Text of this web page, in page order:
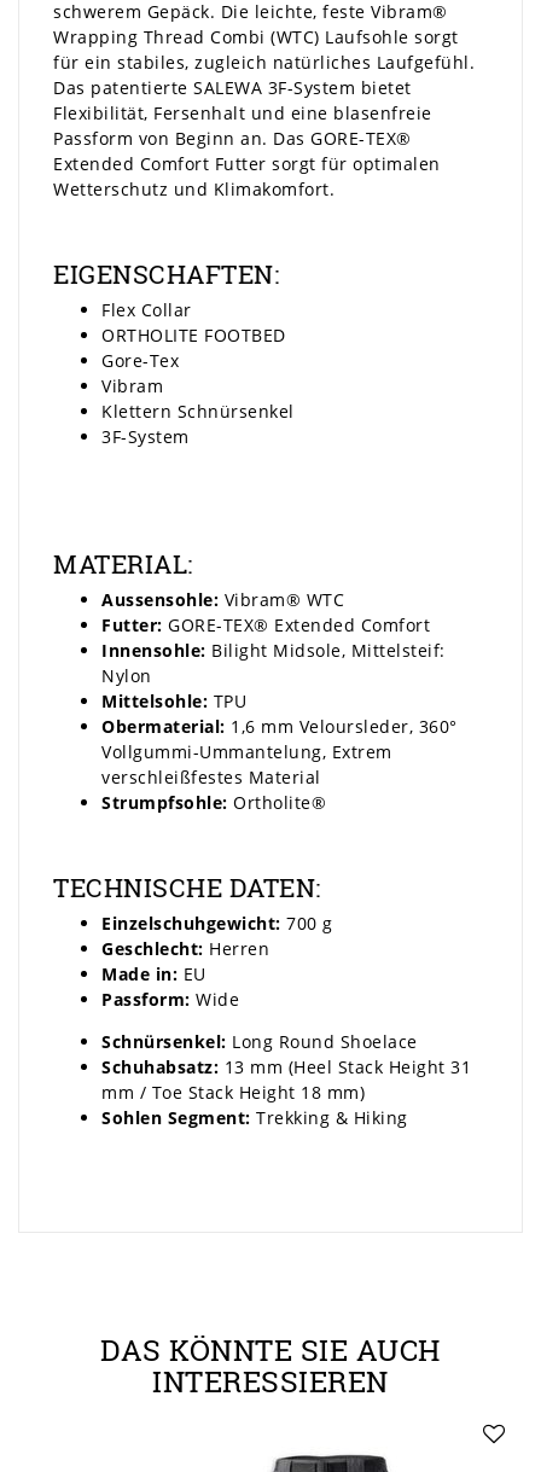
schwerem Gepäck. Die leichte, feste Vibram®
Wrapping Thread Combi (WTC) Laufsohle sorgt
für ein stabiles, zugleich natürliches Laufgefühl.
Das patentierte SALEWA 3F-System bietet
Flexibilität, Fersenhalt und eine blasenfreie
Passform von Beginn an. Das GORE-TEX®
Extended Comfort Futter sorgt für optimalen
Wetterschutz und Klimakomfort.
EIGENSCHAFTEN:
Flex Collar
ORTHOLITE FOOTBED
Gore-Tex
Vibram
Klettern Schnürsenkel
3F-System
MATERIAL:
Aussensohle: Vibram® WTC
Futter: GORE-TEX® Extended Comfort
Innensohle: Bilight Midsole, Mittelsteif:
Nylon
Mittelsohle: TPU
Obermaterial: 1,6 mm Veloursleder, 360°
Vollgummi-Ummantelung, Extrem
verschleißfestes Material
Strumpfsohle: Ortholite®
TECHNISCHE DATEN:
Einzelschuhgewicht: 700 g
Geschlecht: Herren
Made in: EU
Passform: Wide
Schnürsenkel: Long Round Shoelace
Schuhabsatz: 13 mm (Heel Stack Height 31
mm / Toe Stack Height 18 mm)
Sohlen Segment: Trekking & Hiking
DAS KÖNNTE SIE AUCH
INTERESSIEREN